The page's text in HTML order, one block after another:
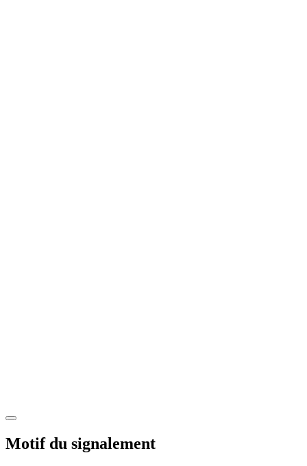
Motif du signalement